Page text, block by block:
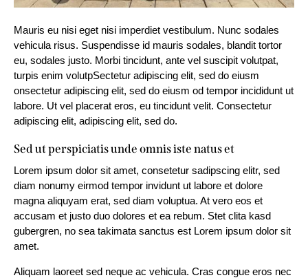
Mauris eu nisi eget nisi imperdiet vestibulum. Nunc sodales
vehicula risus. Suspendisse id mauris sodales, blandit tortor
eu, sodales justo. Morbi tincidunt, ante vel suscipit volutpat,
turpis enim volutpSectetur adipiscing elit, sed do eiusm
onsectetur adipiscing elit, sed do eiusm od tempor incididunt ut
labore. Ut vel placerat eros, eu tincidunt velit. Consectetur
adipiscing elit, adipiscing elit, sed do.
Sed ut perspiciatis unde omnis iste natus et
Lorem ipsum dolor sit amet, consetetur sadipscing elitr, sed
diam nonumy eirmod tempor invidunt ut labore et dolore
magna aliquyam erat, sed diam voluptua. At vero eos et
accusam et justo duo dolores et ea rebum. Stet clita kasd
gubergren, no sea takimata sanctus est Lorem ipsum dolor sit
amet.
Aliquam laoreet sed neque ac vehicula. Cras congue eros nec